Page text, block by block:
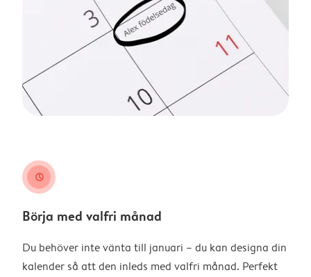
clock
Börja med valfri månad
Du behöver inte vänta till januari – du kan designa din
kalender så att den inleds med valfri månad. Perfekt